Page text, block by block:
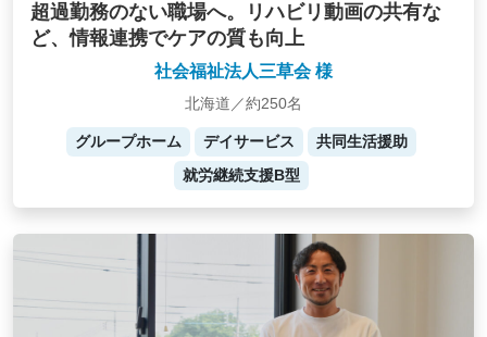
超過勤務のない職場へ。リハビリ動画の共有な
ど、情報連携でケアの質も向上
社会福祉法人三草会 様
北海道／約250名
グループホーム デイサービス
共同生活援助
就労継続支援B型